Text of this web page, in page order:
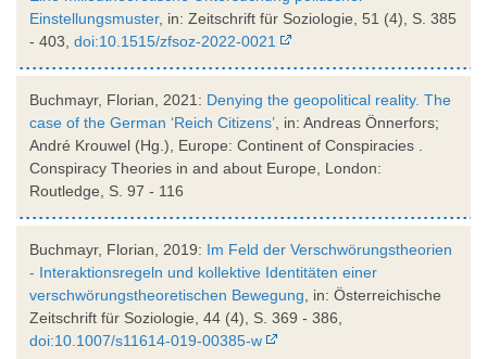
Einstellungsmuster, in: Zeitschrift für Soziologie, 51 (4), S. 385
- 403, doi:10.1515/zfsoz-2022-0021
Buchmayr, Florian, 2021: Denying the geopolitical reality. The
case of the German ‘Reich Citizens’ , in: Andreas Önnerfors;
André Krouwel (Hg.), Europe: Continent of Conspiracies .
Conspiracy Theories in and about Europe, London:
Routledge, S. 97 - 116
Buchmayr, Florian, 2019: Im Feld der Verschwörungstheorien
- Interaktionsregeln und kollektive Identitäten einer
verschwörungstheoretischen Bewegung , in: Österreichische
Zeitschrift für Soziologie, 44 (4), S. 369 - 386,
doi:10.1007/s11614-019-00385-w